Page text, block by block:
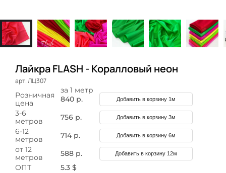
Лайкра FLASH - Коралловый неон
арт. ЛЦ307
за 1 метр
Розничная
цена
840 р. Добавить в корзину 1м
3-6
метров
756 р. Добавить в корзину 3м
6-12
метров
714 р. Добавить в корзину 6м
от 12
метров
588 р. Добавить в корзину 12м
ОПТ 5.3 $